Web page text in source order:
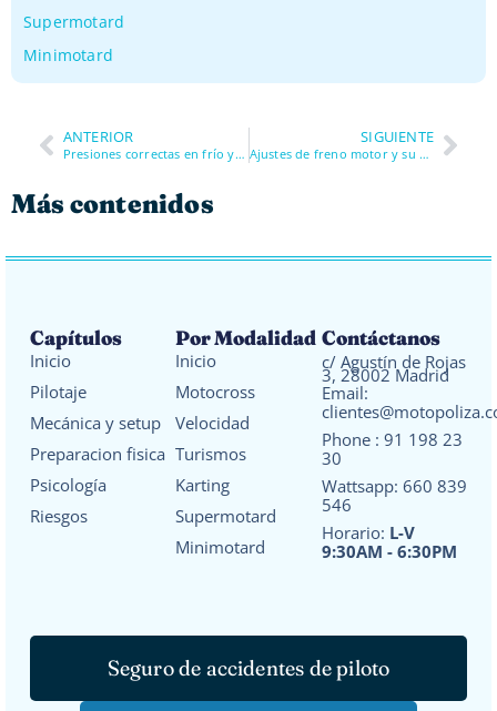
Supermotard
Minimotard
ANTERIOR
Presiones correctas en frío y en caliente
SIGUIENTE
Ajustes de freno motor y su efecto
Más contenidos
Capítulos
Inicio
Pilotaje
Mecánica y setup
Preparacion fisica
Psicología
Riesgos
Por Modalidad
Inicio
Motocross
Velocidad
Turismos
Karting
Supermotard
Minimotard
Contáctanos
c/ Agustín de Rojas
3, 28002 Madrid
Email:
Phone : 91 198 23
30
Wattsapp: 660 839
546
Horario: L-V
9:30AM - 6:30PM
Seguro de accidentes de piloto